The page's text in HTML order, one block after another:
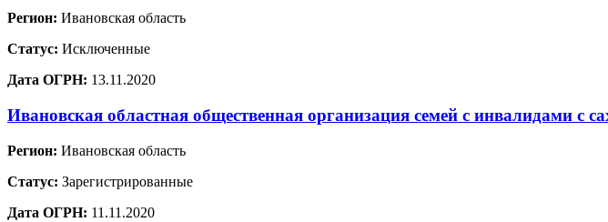
Регион: Ивановская область
Статус: Исключенные
Дата ОГРН: 13.11.2020
Ивановская областная общественная организация семей с инвалидами с
Регион: Ивановская область
Статус: Зарегистрированные
Дата ОГРН: 11.11.2020